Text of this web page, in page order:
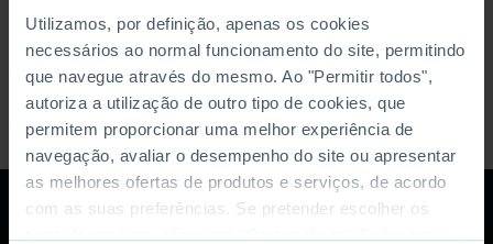
Utilizamos, por definição, apenas os cookies
necessários ao normal funcionamento do site, permitindo
que navegue através do mesmo. Ao "Permitir todos",
autoriza a utilização de outro tipo de cookies, que
permitem proporcionar uma melhor experiência de
navegação, avaliar o desempenho do site ou apresentar
as melhores ofertas de produtos e serviços, de acordo
com as suas preferências. Se pretender escolher os